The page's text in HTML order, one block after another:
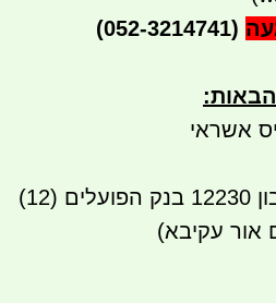
(052-3214741)
הבאות:
אשראי
העברה בנקאית לחשבון 12230 בנק הפועלים (12)